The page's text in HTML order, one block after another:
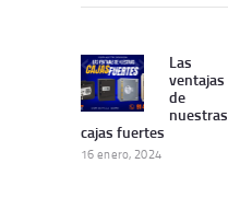
de
entradas
Publicación
Anterior:
Las
ventajas
de
nuestras
cajas fuertes
16 enero, 2024